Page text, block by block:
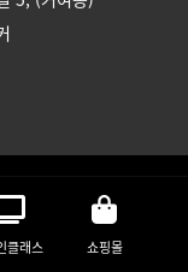
클래스 쇼핑몰